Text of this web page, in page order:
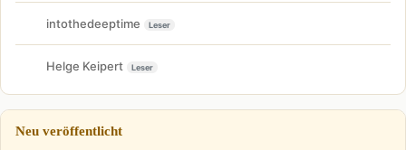
intothedeeptime Leser
Helge Keipert Leser
Neu veröffentlicht